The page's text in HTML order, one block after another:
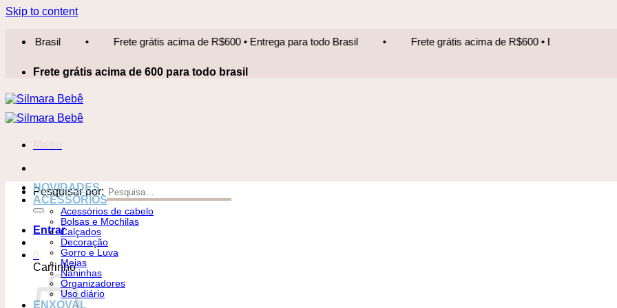
Skip to content
Frete grátis acima de R$600 • Entrega para todo Brasil • Frete grátis acima de R$600 • Entrega para todo Brasil
Frete grátis acima de 600 para todo brasil
Pesquisar por:
Entrar
Carrinho
NOVIDADES
ACESSÓRIOS
Acessórios de cabelo
Bolsas e Mochilas
Calçados
Decoração
Gorro e Luva
Meias
Naninhas
Organizadores
Uso diário
ENXOVAL